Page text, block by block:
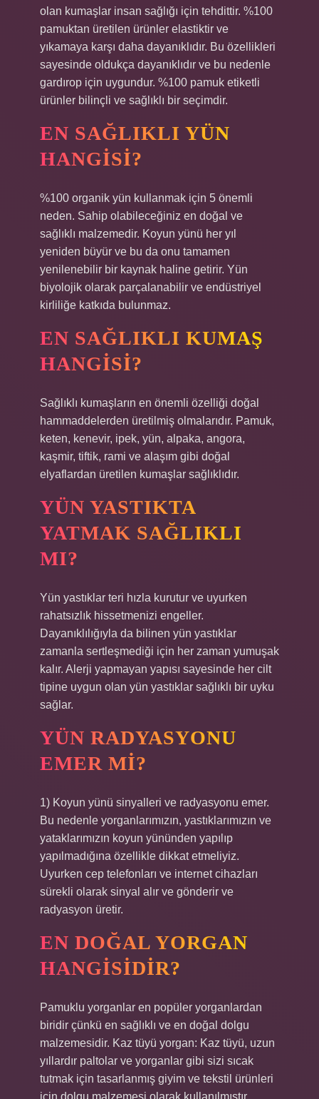
olan kumaşlar insan sağlığı için tehdittir. %100
pamuktan üretilen ürünler elastiktir ve
yıkamaya karşı daha dayanıklıdır. Bu özellikleri
sayesinde oldukça dayanıklıdır ve bu nedenle
gardırop için uygundur. %100 pamuk etiketli
ürünler bilinçli ve sağlıklı bir seçimdir.
EN SAĞLIKLI YÜN
HANGISI?
%100 organik yün kullanmak için 5 önemli
neden. Sahip olabileceğiniz en doğal ve
sağlıklı malzemedir. Koyun yünü her yıl
yeniden büyür ve bu da onu tamamen
yenilenebilir bir kaynak haline getirir. Yün
biyolojik olarak parçalanabilir ve endüstriyel
kirliliğe katkıda bulunmaz.
EN SAĞLIKLI KUMAŞ
HANGISI?
Sağlıklı kumaşların en önemli özelliği doğal
hammaddelerden üretilmiş olmalarıdır. Pamuk,
keten, kenevir, ipek, yün, alpaka, angora,
kaşmir, tiftik, rami ve alaşım gibi doğal
elyaflardan üretilen kumaşlar sağlıklıdır.
YÜN YASTIKTA
YATMAK SAĞLIKLI
MI?
Yün yastıklar teri hızla kurutur ve uyurken
rahatsızlık hissetmenizi engeller.
Dayanıklılığıyla da bilinen yün yastıklar
zamanla sertleşmediği için her zaman yumuşak
kalır. Alerji yapmayan yapısı sayesinde her cilt
tipine uygun olan yün yastıklar sağlıklı bir uyku
sağlar.
YÜN RADYASYONU
EMER MI?
1) Koyun yünü sinyalleri ve radyasyonu emer.
Bu nedenle yorganlarımızın, yastıklarımızın ve
yataklarımızın koyun yününden yapılıp
yapılmadığına özellikle dikkat etmeliyiz.
Uyurken cep telefonları ve internet cihazları
sürekli olarak sinyal alır ve gönderir ve
radyasyon üretir.
EN DOĞAL YORGAN
HANGISIDIR?
Pamuklu yorganlar en popüler yorganlardan
biridir çünkü en sağlıklı ve en doğal dolgu
malzemesidir. Kaz tüyü yorgan: Kaz tüyü, uzun
yıllardır paltolar ve yorganlar gibi sizi sıcak
tutmak için tasarlanmış giyim ve tekstil ürünleri
için dolgu malzemesi olarak kullanılmıştır.